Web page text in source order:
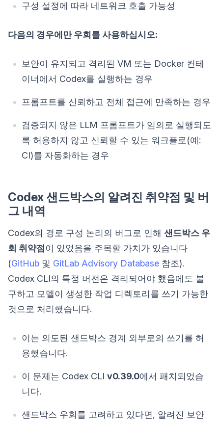
구성 설정에 따라 네트워크 호출 가능성
다음의 경우에만 우회를 사용하십시오:
보안이 유지되고 격리된 VM 또는 Docker 컨테
이너에서 Codex를 실행하는 경우
프롬프트를 신뢰하고 전체 접근에 만족하는 경우
검증되지 않은 LLM 프롬프트가 임의로 실행되도
록 허용하지 않고 신뢰할 수 있는 워크플로(예:
CI)를 자동화하는 경우
Codex 샌드박스의 알려진 취약점 및 버
그 내역
Codex의 경로 구성 논리의 버그로 인해 샌드박스 우
회 취약점 이 있었음을 주목할 가치가 있습니다
(GitHub 및 GitLab Advisory Database 참조).
Codex CLI의 특정 버전은 격리되어야 했음에도 불
구하고 모델이 생성한 작업 디렉토리를 쓰기 가능한
것으로 처리했습니다.
이는 의도된 샌드박스 경계 외부로의 쓰기를 허
용했습니다.
이 문제는 Codex CLI v0.39.0에서 패치되었습
니다.
샌드박스 우회를 고려하고 있다면, 알려진 보안